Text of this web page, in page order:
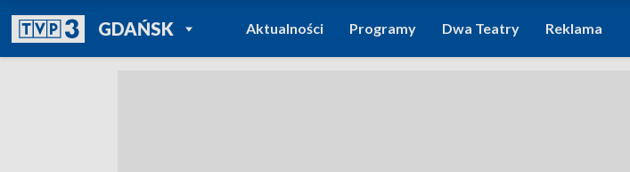
GDAŃSKPOWRÓT DO
TVP REGIONY
Aktualności Programy Dwa Teatry Reklama